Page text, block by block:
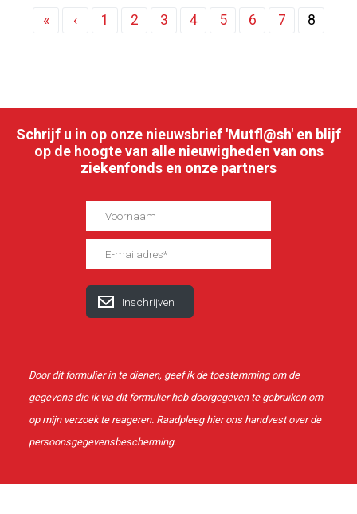
Paginering
Eerste
«
Vorige
‹ Pagina
1 Pagina
2 Pagina
3 Pagina
4 Pagina
5 Pagina
6 Pagina
7
Huidige
8
Schrijf u in op onze nieuwsbrief 'Mutfl@sh' en blijf
op de hoogte van alle nieuwigheden van ons
ziekenfonds en onze partners
Door dit formulier in te dienen, geef ik de toestemming om de
gegevens die ik via dit formulier heb doorgegeven te gebruiken om
op mijn verzoek te reageren. Raadpleeg hierons handvest over de
persoonsgegevensbescherming.